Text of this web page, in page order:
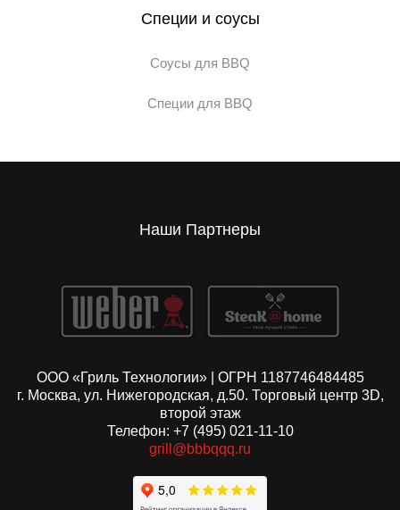
Специи и соусы
Соусы для BBQ
Специи для BBQ
Наши Партнеры
ООО «Гриль Технологии» | ОГРН 1187746484485
г. Москва, ул. Нижегородская, д.50. Торговый центр 3D,
второй этаж
Телефон: +7 (495) 021-11-10
grill@bbbqqq.ru